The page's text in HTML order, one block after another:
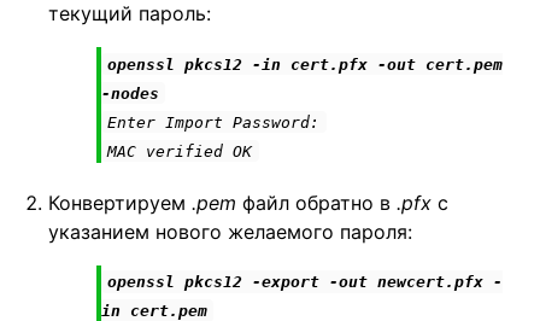
текущий пароль:
openssl pkcs12 -in cert.pfx -out cert.pem
-nodes
Enter Import Password:
MAC verified OK
Конвертируем .pem файл обратно в .pfx c
указанием нового желаемого пароля:
openssl pkcs12 -export -out newcert.pfx -
in cert.pem